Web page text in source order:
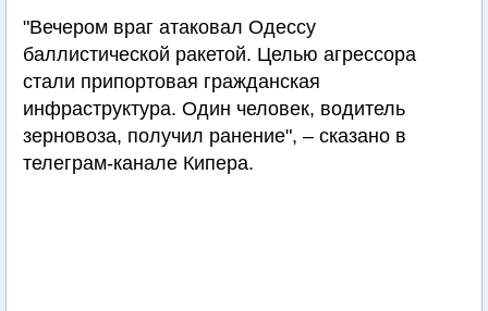
"Вечером враг атаковал Одессу
баллистической ракетой. Целью агрессора
стали припортовая гражданская
инфраструктура. Один человек, водитель
зерновоза, получил ранение", – сказано в
телеграм-канале Кипера.